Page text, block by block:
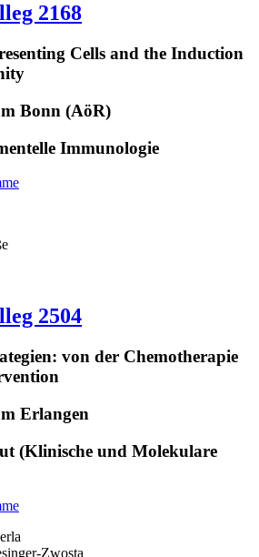
2168
Cells and the Induction
Bonn (AöR)
Immunologie
2504
von der Chemotherapie
Erlangen
(Klinische und Molekulare
Zwosta